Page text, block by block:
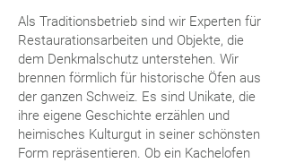
Als Traditionsbetrieb sind wir Experten für
Restaurationsarbeiten und Objekte, die
dem Denkmalschutz unterstehen. Wir
brennen förmlich für historische Öfen aus
der ganzen Schweiz. Es sind Unikate, die
ihre eigene Geschichte erzählen und
heimisches Kulturgut in seiner schönsten
Form repräsentieren. Ob ein Kachelofen